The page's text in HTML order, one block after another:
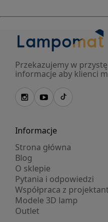
Przekazujemy w
informacje aby klienci
Informacje
Strona główna
Blog
O sklepie
Pytania i odpowiedzi
Współpraca z
Modele 3D lamp
Outlet